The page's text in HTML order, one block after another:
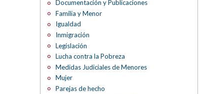
Documentación y Publicaciones
Familia y Menor
Igualdad
Inmigración
Legislación
Lucha contra la Pobreza
Medidas Judiciales de Menores
Mujer
Parejas de hecho